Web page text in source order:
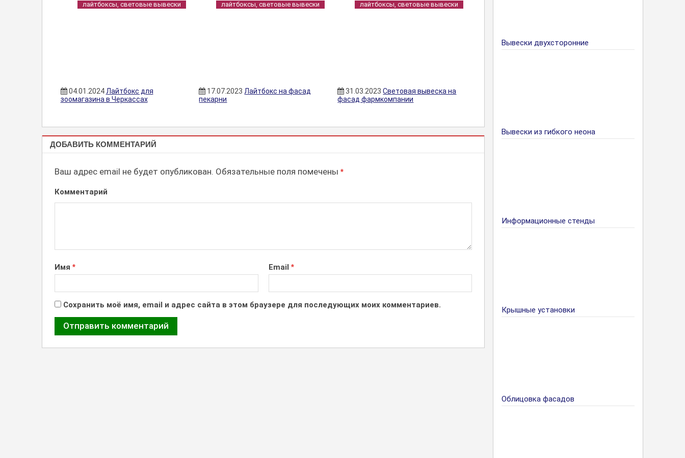
лайтбоксы, световые вывески
04.01.2024Лайтбокс для
зоомагазина в Черкассах
лайтбоксы, световые вывески
17.07.2023Лайтбокс на фасад
пекарни
лайтбоксы, световые вывески
31.03.2023Световая вывеска на
фасад фармкомпании
ЛАЙТБОКСЫ,
СВЕТОВЫЕ
ДОБАВИТЬ КОММЕНТАРИЙ
Ваш адрес email не будет опубликован. Обязательные поля помечены *
Комментарий
Имя * Email *
Сохранить моё имя, email и адрес сайта в этом браузере для последующих моих комментариев.
Вывески двухсторонние
Вывески из гибкого неона
Информационные стенды
Крышные установки
Облицовка фасадов